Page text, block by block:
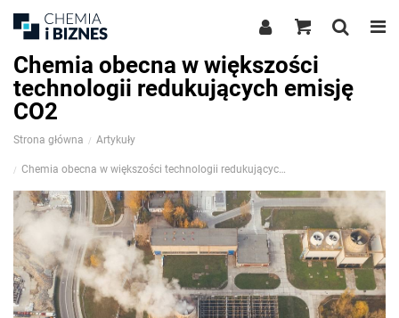
Chemia obecna w większości
technologii redukujących emisję
CO2
Strona główna Artykuły
Chemia obecna w większości technologii redukujących emisję CO2